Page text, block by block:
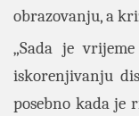
obrazovanju, a
„Sada je
iskorenjivanju
posebno kada je